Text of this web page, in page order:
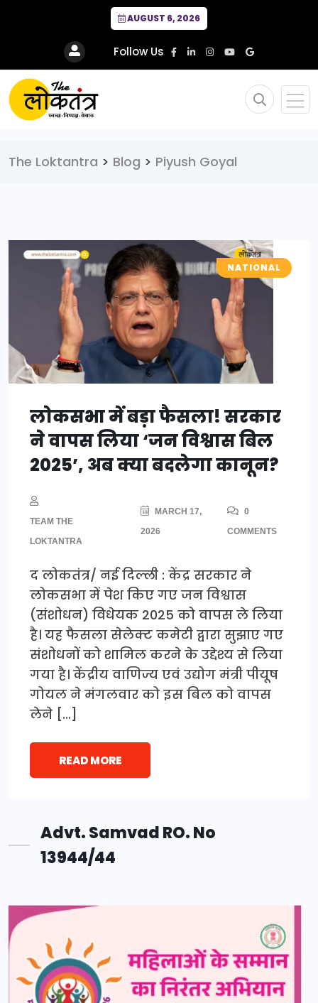
AUGUST 6, 2026
Follow Us
The Loktantra > Blog > Piyush Goyal
NATIONAL
लोकसभा में बड़ा फैसला! सरकार
ने वापस लिया ‘जन विश्वास बिल
2025’, अब क्या बदलेगा कानून?
TEAM THE
LOKTANTRA
MARCH 17,
2026
0
COMMENTS
द लोकतंत्र/ नई दिल्ली : केंद्र सरकार ने
लोकसभा में पेश किए गए जन विश्वास
(संशोधन) विधेयक 2025 को वापस ले लिया
है। यह फैसला सेलेक्ट कमेटी द्वारा सुझाए गए
संशोधनों को शामिल करने के उद्देश्य से लिया
गया है। केंद्रीय वाणिज्य एवं उद्योग मंत्री पीयूष
गोयल ने मंगलवार को इस बिल को वापस
लेने […]
READ MORE
Advt. Samvad RO. No
13944/44